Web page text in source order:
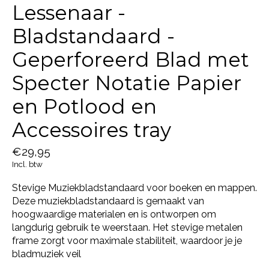
Lessenaar -
Bladstandaard -
Geperforeerd Blad met
Specter Notatie Papier
en Potlood en
Accessoires tray
€29,95
Incl. btw
Stevige Muziekbladstandaard voor boeken en mappen.
Deze muziekbladstandaard is gemaakt van
hoogwaardige materialen en is ontworpen om
langdurig gebruik te weerstaan. Het stevige metalen
frame zorgt voor maximale stabiliteit, waardoor je je
bladmuziek veil